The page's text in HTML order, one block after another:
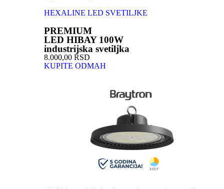
HEXALINE LED SVETILJKE
PREMIUM
LED HIBAY 100W
industrijska svetiljka
8.000,00 RSD
KUPITE ODMAH